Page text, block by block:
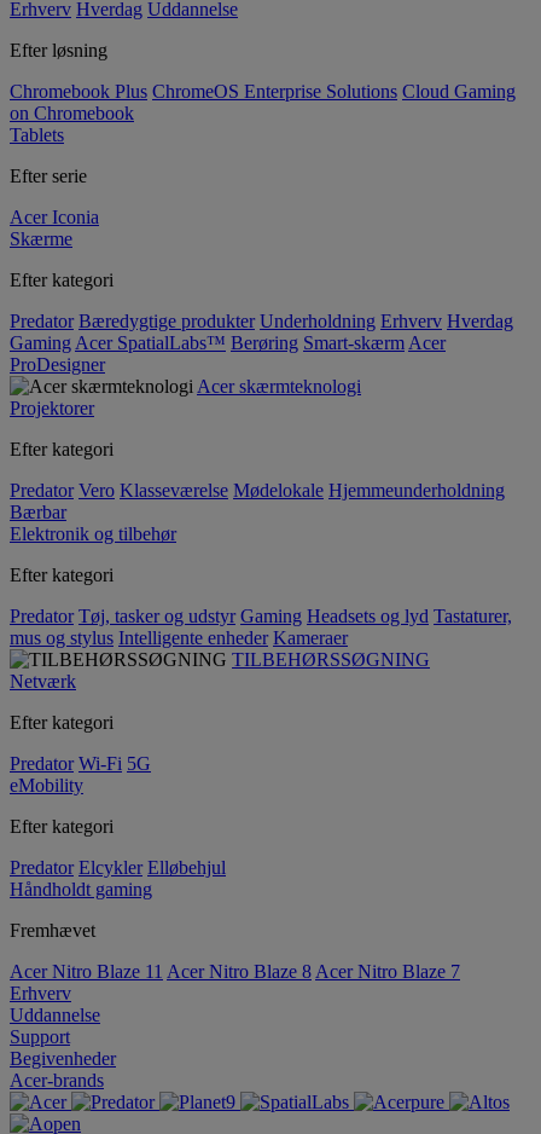
Erhverv Hverdag Uddannelse
Efter løsning
Chromebook Plus ChromeOS Enterprise Solutions Cloud Gaming
on Chromebook
Tablets
Efter serie
Acer Iconia
Skærme
Efter kategori
Predator Bæredygtige produkter Underholdning Erhverv Hverdag
Gaming Acer SpatialLabs™ Berøring Smart-skærm Acer
ProDesigner
Acer skærmteknologi
Projektorer
Efter kategori
Predator Vero Klasseværelse Mødelokale Hjemmeunderholdning
Bærbar
Elektronik og tilbehør
Efter kategori
Predator Tøj, tasker og udstyr Gaming Headsets og lyd Tastaturer,
mus og stylus Intelligente enheder Kameraer
TILBEHØRSSØGNING
Netværk
Efter kategori
Predator Wi-Fi 5G
eMobility
Efter kategori
Predator Elcykler Elløbehjul
Håndholdt gaming
Fremhævet
Acer Nitro Blaze 11 Acer Nitro Blaze 8 Acer Nitro Blaze 7
Erhverv
Uddannelse
Support
Begivenheder
Acer-brands